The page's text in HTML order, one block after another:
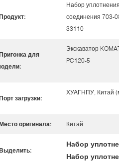
Набор
соединения 703-
33110
для
Экскаватор
PC120-5
загрузки:
ХУАГНПУ, Китай
оригинала: Китай
Набор
Набор